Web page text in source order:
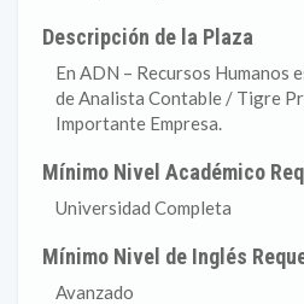
Descripción de la Plaza
En ADN – Recursos Humanos
de Analista Contable / Tigre
Importante Empresa.
Mínimo Nivel Académico
Universidad Completa
Mínimo Nivel de Inglés
Avanzado